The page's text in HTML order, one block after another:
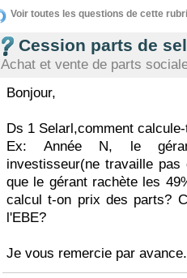
Voir toutes les questions de cette
Cession parts de
Achat et vente de parts
Bonjour,
Ds 1 Selarl,comment
Ex: Année N, le
investisseur(ne travaille
que le gérant rachète les
calcul t-on prix des parts?
l'EBE?
Je vous remercie par avance.